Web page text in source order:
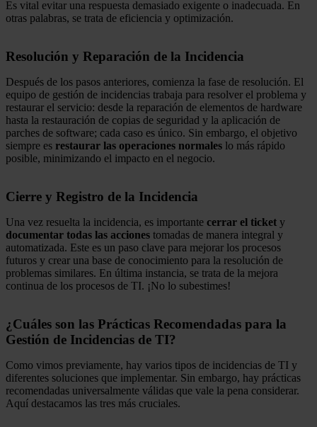
Es vital evitar una respuesta demasiado exigente o inadecuada. En
otras palabras, se trata de eficiencia y optimización.
Resolución y Reparación de la Incidencia
Después de los pasos anteriores, comienza la fase de resolución. El
equipo de gestión de incidencias trabaja para resolver el problema y
restaurar el servicio: desde la reparación de elementos de hardware
hasta la restauración de copias de seguridad y la aplicación de
parches de software; cada caso es único. Sin embargo, el objetivo
siempre es restaurar las operaciones normales lo más rápido
posible, minimizando el impacto en el negocio.
Cierre y Registro de la Incidencia
Una vez resuelta la incidencia, es importante cerrar el ticket y
documentar todas las acciones tomadas de manera integral y
automatizada. Este es un paso clave para mejorar los procesos
futuros y crear una base de conocimiento para la resolución de
problemas similares. En última instancia, se trata de la mejora
continua de los procesos de TI. ¡No lo subestimes!
¿Cuáles son las Prácticas Recomendadas para la
Gestión de Incidencias de TI?
Como vimos previamente, hay varios tipos de incidencias de TI y
diferentes soluciones que implementar. Sin embargo, hay prácticas
recomendadas universalmente válidas que vale la pena considerar.
Aquí destacamos las tres más cruciales.